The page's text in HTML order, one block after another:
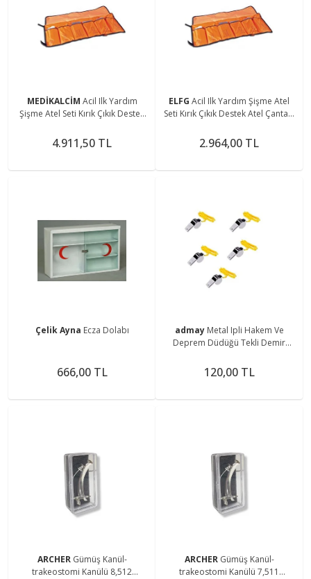
MEDİKALCİM Acil Ilk Yardım
Şişme Atel Seti Kırık Çıkık Destek
4.911,50 TL
ELFG Acil Ilk Yardım Şişme Atel
Seti Kırık Çıkık Destek Atel Çantası
2.964,00 TL
Çelik Ayna Ecza Dolabı
666,00 TL
admay Metal Ipli Hakem Ve
Deprem Düdüğü Tekli Demir
120,00 TL
ARCHER Gümüş Kanül-
trakeostomi Kanülü 8,512
ARCHER Gümüş Kanül-
trakeostomi Kanülü 7,511